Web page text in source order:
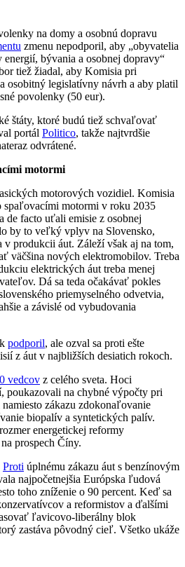
na domy a osobnú dopravu
zmenu nepodporil, aby „obyvatelia
energií, bývania a osobnej dopravy“
tiež žiadal, aby Komisia pri
osobitný legislatívny návrh a aby platil
povolenky (50 eur).
štáty, ktoré budú tiež schvaľovať
portál Politico, takže najtvrdšie
odvrátené.
motormi
motorových vozidiel. Komisia
spaľovacími motormi v roku 2035
de facto uťali emisie z osobnej
by to veľký vplyv na Slovensko,
produkcii áut. Záleží však aj na tom,
väčšina nových elektromobilov. Treba
elektrických áut treba menej
Dá sa teda očakávať pokles
priemyselného odvetvia,
a závislé od vybudovania
podporil, ale ozval sa proti ešte
z áut v najbližších desiatich rokoch.
vedcov z celého sveta. Hoci
poukazovali na chybné výpočty pri
zákazu zdokonaľovanie
biopalív a syntetických palív.
energetickej reformy
prospech Číny.
Proti úplnému zákazu áut s benzínovým
najpočetnejšia Európska ľudová
toho zníženie o 90 percent. Keď sa
a reformistov a ďalšími
ľavicovo-liberálny blok
zastáva pôvodný cieľ. Všetko ukáže